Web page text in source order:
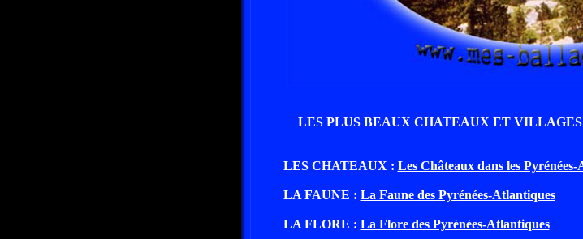
LES PLUS BEAUX CHATEAUX ET
LES CHATEAUX : Les Châteaux dans les
LA FAUNE : La Faune des Pyrénées-Atlantiques
LA FLORE : La Flore des Pyrénées-Atlantiques